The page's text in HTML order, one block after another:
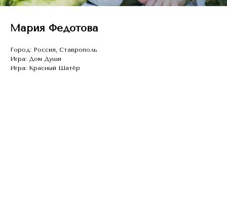
Мария Федотова
Город: Россия, Ставрополь
Игра: Дом Души
Игра: Красный Шатёр